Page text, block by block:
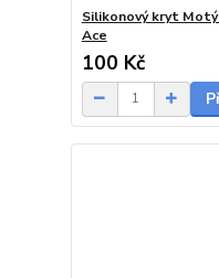
Silikonový kryt
Ace
100 Kč